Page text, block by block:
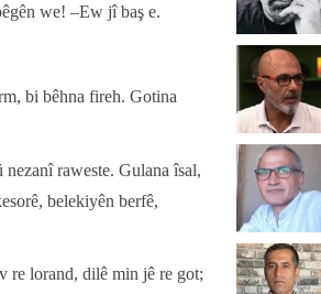
we! –Ew jî baş e.
bi bêhna fireh. Gotina
raweste. Gulana îsal,
belekiyên berfê,
re lorand, dilê min jê re got;